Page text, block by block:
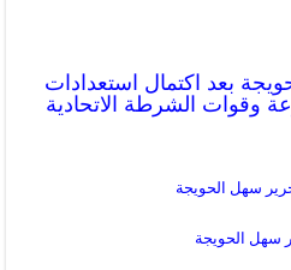
بعد اكتمال استعدادات
وقوات الشرطة الاتحادية